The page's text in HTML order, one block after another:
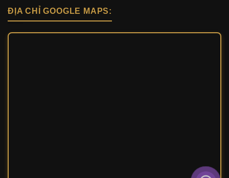
ĐỊA CHỈ GOOGLE MAPS: